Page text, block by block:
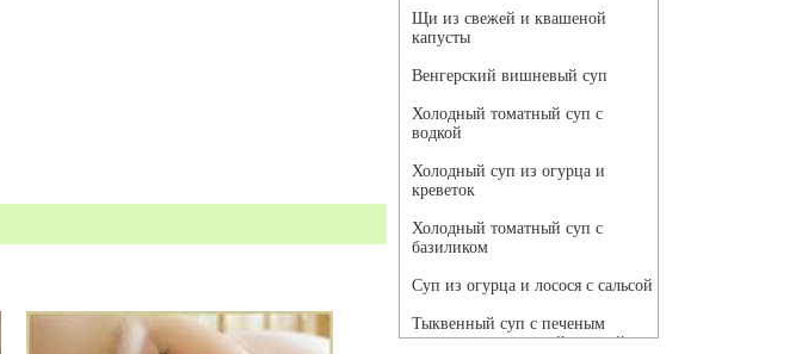
Щи из свежей и квашеной
капусты
Венгерский вишневый суп
Холодный томатный суп с
водкой
Холодный суп из огурца и
креветок
Холодный томатный суп с
базиликом
Суп из огурца и лосося с сальсой
Тыквенный суп с печеным
чесноком и томатной сальсой